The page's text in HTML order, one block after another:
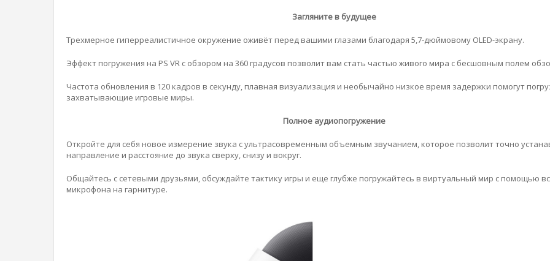
Загляните в будущее
Трехмерное гиперреалистичное окружение оживёт перед вашими глазами благодаря 5,7-дюймовому OLED-экрану.
Эффект погружения на PS VR с обзором на 360 градусов позволит вам стать частью живого мира с бесшовным полем
Частота обновления в 120 кадров в секунду, плавная визуализация и необычайно низкое время задержки помогут
захватывающие игровые миры.
Полное аудиопогружение
Откройте для себя новое измерение звука с ультрасовременным объемным звучанием, которое позволит точно
направление и расстояние до звука сверху, снизу и вокруг.
Общайтесь с сетевыми друзьями, обсуждайте тактику игры и еще глубже погружайтесь в виртуальный мир с помощью
микрофона на гарнитуре.